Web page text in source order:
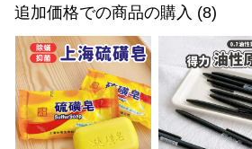
クレジットカード1回払い
コンビニ店頭代金引換
LINE Pay
Apple Pay
JKOPAY
追加価格での商品の購入 (8)